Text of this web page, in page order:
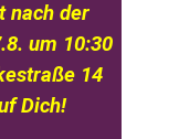
nach der
um 10:30
14
Dich!